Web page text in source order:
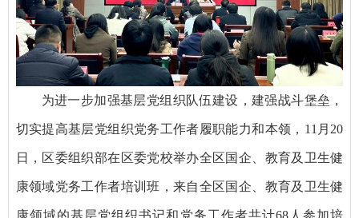
为进一步加强基层党组织队伍建设，建强战斗堡垒，
切实提高基层党组织党务工作者履职能力和本领，11月20
日，区委组织部在区委党校举办全区国企、教育及卫生健
康领域党务工作者培训班，来自全区国企、教育及卫生健